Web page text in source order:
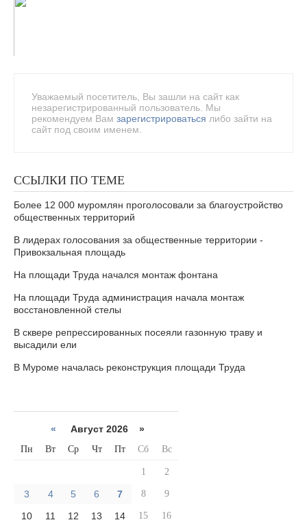
Уважаемый посетитель, Вы зашли на сайт как
незарегистрированный пользователь. Мы
рекомендуем Вам зарегистрироваться либо зайти на
сайт под своим именем.
ССЫЛКИ ПО ТЕМЕ
Более 12 000 муромлян проголосовали за благоустройство
общественных территорий
В лидерах голосования за общественные территории -
Привокзальная площадь
На площади Труда начался монтаж фонтана
На площади Труда администрация начала монтаж
восстановленной стелы
В сквере репрессированных посеяли газонную траву и
высадили ели
В Муроме началась реконструкция площади Труда
« Август 2026 »
Пн Вт Ср Чт Пт Сб Вс
1 2
3 4 5 6 7 8 9
10 11 12 13 14 15 16